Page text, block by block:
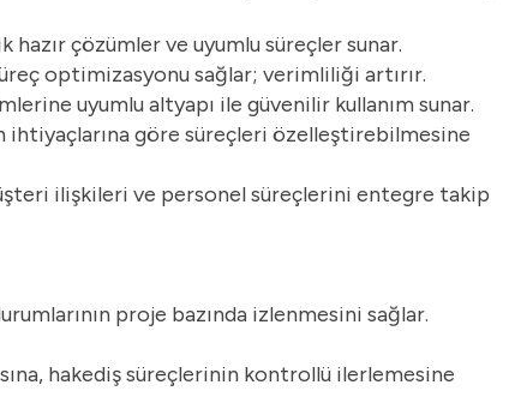
çözümler ve uyumlu süreçler sunar.
optimizasyonu sağlar; verimliliği artırır.
uyumlu altyapı ile güvenilir kullanım sunar.
göre süreçleri özelleştirebilmesine
ilişkileri ve personel süreçlerini entegre takip
proje bazında izlenmesini sağlar.
hakediş süreçlerinin kontrollü ilerlemesine